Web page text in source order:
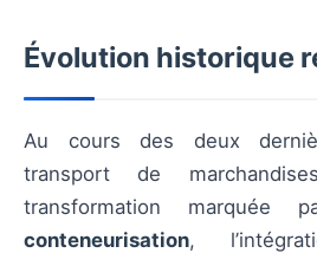
Évolution historique
Au cours des deux
transport de
transformation marquée
conteneurisation,